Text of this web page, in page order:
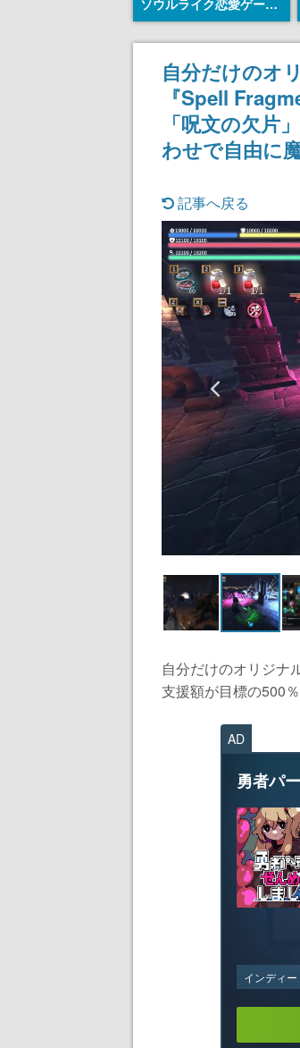
ソウルライク恋愛ゲーム
『小早川さんはソウルラ
イク』無料公開。返事に
失敗すると「YOU
DIED」自分だけのオ
『Spell
「呪文の欠片
わせで自由に
記事へ戻る
自分だけのオリジナ
支援額が目標の500
AD
勇者パ
インディー